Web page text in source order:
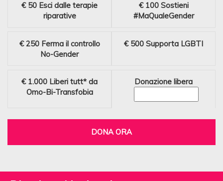
€ 50 Esci dalle terapie
riparative
€ 100 Sostieni
#MaQualeGender
€ 250 Ferma il controllo
No-Gender
€ 500 Supporta LGBTI
€ 1.000 Liberi tutt* da
Omo-Bi-Transfobia
Donazione libera
DONA ORA